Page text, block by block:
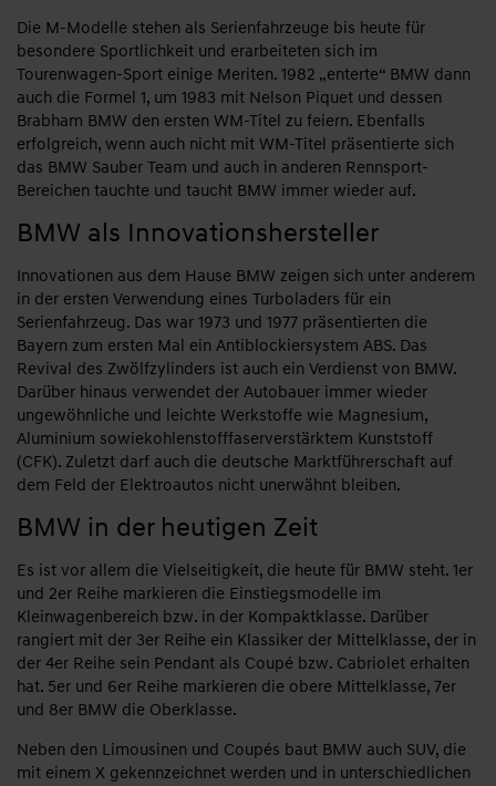
Die M-Modelle stehen als Serienfahrzeuge bis heute für
besondere Sportlichkeit und erarbeiteten sich im
Tourenwagen-Sport einige Meriten. 1982 „enterte“ BMW dann
auch die Formel 1, um 1983 mit Nelson Piquet und dessen
Brabham BMW den ersten WM-Titel zu feiern. Ebenfalls
erfolgreich, wenn auch nicht mit WM-Titel präsentierte sich
das BMW Sauber Team und auch in anderen Rennsport-
Bereichen tauchte und taucht BMW immer wieder auf.
BMW als Innovationshersteller
Innovationen aus dem Hause BMW zeigen sich unter anderem
in der ersten Verwendung eines Turboladers für ein
Serienfahrzeug. Das war 1973 und 1977 präsentierten die
Bayern zum ersten Mal ein Antiblockiersystem ABS. Das
Revival des Zwölfzylinders ist auch ein Verdienst von BMW.
Darüber hinaus verwendet der Autobauer immer wieder
ungewöhnliche und leichte Werkstoffe wie Magnesium,
Aluminium sowiekohlenstofffaserverstärktem Kunststoff
(CFK). Zuletzt darf auch die deutsche Marktführerschaft auf
dem Feld der Elektroautos nicht unerwähnt bleiben.
BMW in der heutigen Zeit
Es ist vor allem die Vielseitigkeit, die heute für BMW steht. 1er
und 2er Reihe markieren die Einstiegsmodelle im
Kleinwagenbereich bzw. in der Kompaktklasse. Darüber
rangiert mit der 3er Reihe ein Klassiker der Mittelklasse, der in
der 4er Reihe sein Pendant als Coupé bzw. Cabriolet erhalten
hat. 5er und 6er Reihe markieren die obere Mittelklasse, 7er
und 8er BMW die Oberklasse.
Neben den Limousinen und Coupés baut BMW auch SUV, die
mit einem X gekennzeichnet werden und in unterschiedlichen